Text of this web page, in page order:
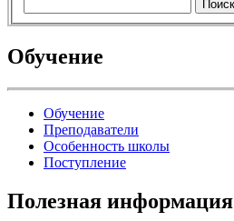
Обучение
Обучение
Преподаватели
Особенность школы
Поступление
Полезная информация